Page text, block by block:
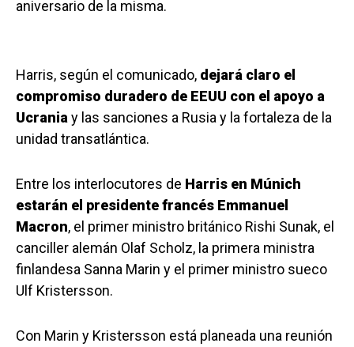
aniversario de la misma.
Harris, según el comunicado, dejará claro el
compromiso duradero de EEUU con el apoyo a
Ucrania y las sanciones a Rusia y la fortaleza de la
unidad transatlántica.
Entre los interlocutores de Harris en Múnich
estarán el presidente francés Emmanuel
Macron, el primer ministro británico Rishi Sunak, el
canciller alemán Olaf Scholz, la primera ministra
finlandesa Sanna Marin y el primer ministro sueco
Ulf Kristersson.
Con Marin y Kristersson está planeada una reunión